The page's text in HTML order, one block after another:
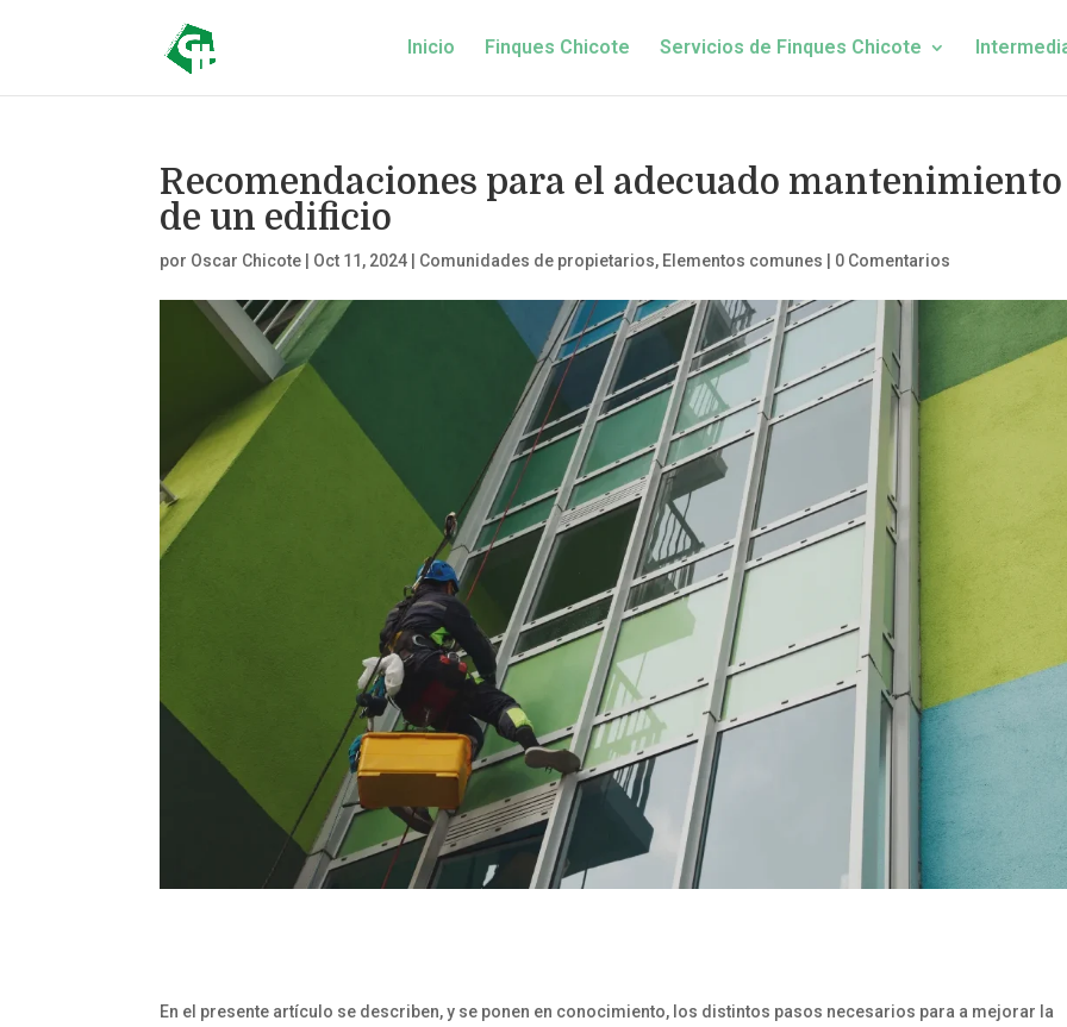
Inicio Finques Chicote Servicios de Finques Chicote
Recomendaciones para el adecuado mantenimiento
de un edificio
por Oscar Chicote Oct 11, 2024 Comunidades de propietarios, Elementos comunes 0 Comentarios
En el presente artículo se describen, y se ponen en conocimiento, los distintos pasos necesarios para a mejorar la